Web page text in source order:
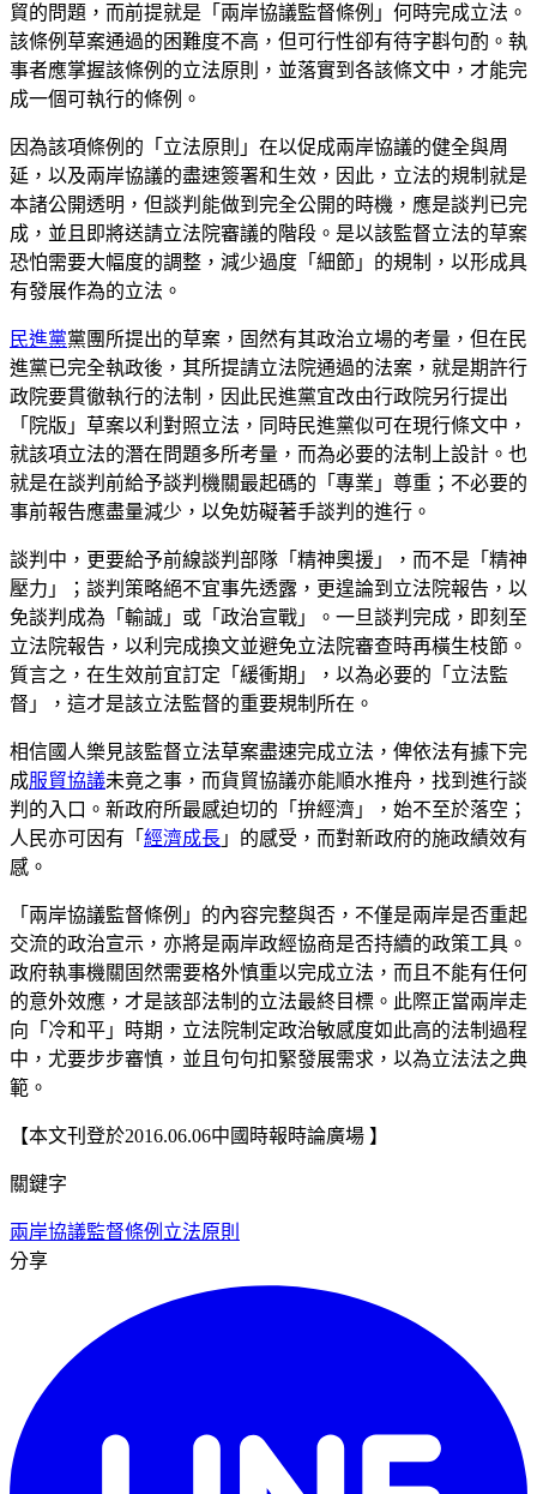
貿的問題，而前提就是「兩岸協議監督條例」何時完成立法。
該條例草案通過的困難度不高，但可行性卻有待字斟句酌。執
事者應掌握該條例的立法原則，並落實到各該條文中，才能完
成一個可執行的條例。
因為該項條例的「立法原則」在以促成兩岸協議的健全與周
延，以及兩岸協議的盡速簽署和生效，因此，立法的規制就是
本諸公開透明，但談判能做到完全公開的時機，應是談判已完
成，並且即將送請立法院審議的階段。是以該監督立法的草案
恐怕需要大幅度的調整，減少過度「細節」的規制，以形成具
有發展作為的立法。
民進黨黨團所提出的草案，固然有其政治立場的考量，但在民
進黨已完全執政後，其所提請立法院通過的法案，就是期許行
政院要貫徹執行的法制，因此民進黨宜改由行政院另行提出
「院版」草案以利對照立法，同時民進黨似可在現行條文中，
就該項立法的潛在問題多所考量，而為必要的法制上設計。也
就是在談判前給予談判機關最起碼的「專業」尊重；不必要的
事前報告應盡量減少，以免妨礙著手談判的進行。
談判中，更要給予前線談判部隊「精神奧援」，而不是「精神
壓力」；談判策略絕不宜事先透露，更遑論到立法院報告，以
免談判成為「輸誠」或「政治宣戰」。一旦談判完成，即刻至
立法院報告，以利完成換文並避免立法院審查時再橫生枝節。
質言之，在生效前宜訂定「緩衝期」，以為必要的「立法監
督」，這才是該立法監督的重要規制所在。
相信國人樂見該監督立法草案盡速完成立法，俾依法有據下完
成服貿協議未竟之事，而貨貿協議亦能順水推舟，找到進行談
判的入口。新政府所最感迫切的「拚經濟」，始不至於落空；
人民亦可因有「 經濟成長 」的感受，而對新政府的施政績效有
感。
「兩岸協議監督條例」的內容完整與否，不僅是兩岸是否重起
交流的政治宣示，亦將是兩岸政經協商是否持續的政策工具。
政府執事機關固然需要格外慎重以完成立法，而且不能有任何
的意外效應，才是該部法制的立法最終目標。此際正當兩岸走
向「冷和平」時期，立法院制定政治敏感度如此高的法制過程
中，尤要步步審慎，並且句句扣緊發展需求，以為立法法之典
範。
【本文刊登於2016.06.06中國時報時論廣場 】
關鍵字
兩岸協議監督條例 立法原則
分享